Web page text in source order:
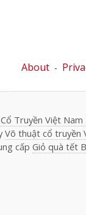
About -
Truyền Việt
Võ thuật cổ truyền
cấp Giỏ quà tết